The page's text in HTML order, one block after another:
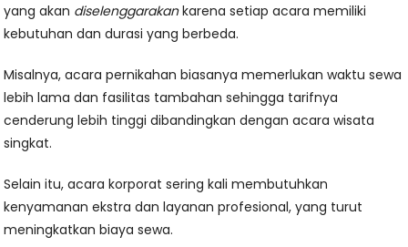
yang akan diselenggarakankarena setiap acara memiliki
kebutuhan dan durasi yang berbeda.
Misalnya, acara pernikahan biasanya memerlukan waktu sewa
lebih lama dan fasilitas tambahan sehingga tarifnya
cenderung lebih tinggi dibandingkan dengan acara wisata
singkat.
Selain itu, acara korporat sering kali membutuhkan
kenyamanan ekstra dan layanan profesional, yang turut
meningkatkan biaya sewa.